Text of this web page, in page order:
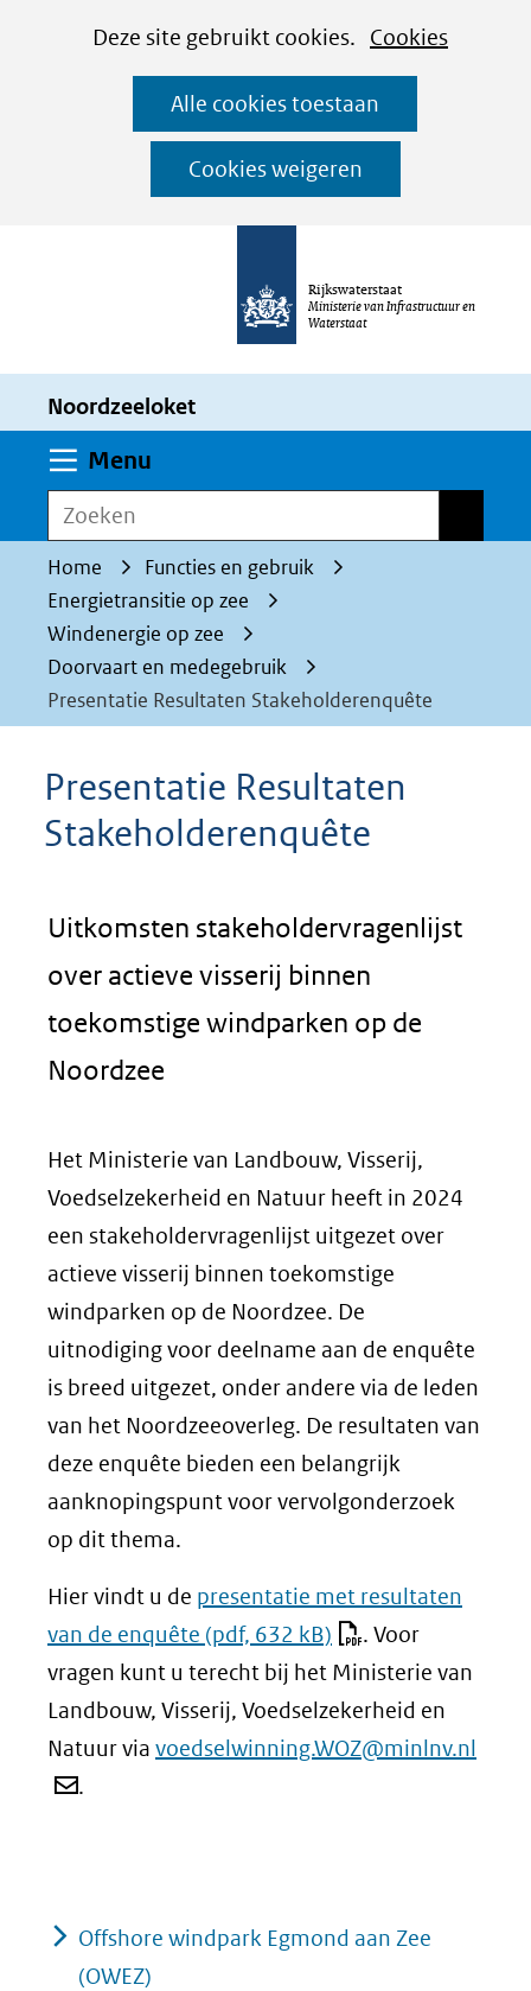
CookiesDeze site gebruikt cookies. Cookies
worden
toegestaan
geweigerd.
Alle cookies toestaan
Cookies weigeren
Ga
naar
de
inhoud
Rijkswaterstaat
Ministerie van Infrastructuur en
Waterstaat
Noordzeeloket
Menu
Zoeken
Home
Functies en gebruik
Energietransitie op zee
Windenergie op zee
Doorvaart en medegebruik
Presentatie Resultaten Stakeholderenquête
Presentatie Resultaten
Stakeholderenquête
Uitkomsten stakeholdervragenlijst
over actieve visserij binnen
toekomstige windparken op de
Noordzee
Het Ministerie van Landbouw, Visserij,
Voedselzekerheid en Natuur heeft in 2024
een stakeholdervragenlijst uitgezet over
actieve visserij binnen toekomstige
windparken op de Noordzee. De
uitnodiging voor deelname aan de enquête
is breed uitgezet, onder andere via de leden
van het Noordzeeoverleg. De resultaten van
deze enquête bieden een belangrijk
aanknopingspunt voor vervolgonderzoek
op dit thema.
Hier vindt u de presentatie met resultaten
van de enquête (pdf, 632 kB)
. Voor
vragen kunt u terecht bij het Ministerie van
Landbouw, Visserij, Voedselzekerheid en
Natuur via voedselwinning.WOZ@minlnv.nl
.
Offshore windpark Egmond aan Zee
(OWEZ)